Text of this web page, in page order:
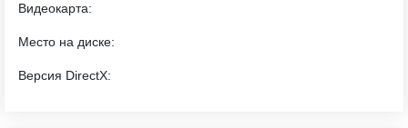
Видеокарта:
Место на диске:
Версия DirectX: